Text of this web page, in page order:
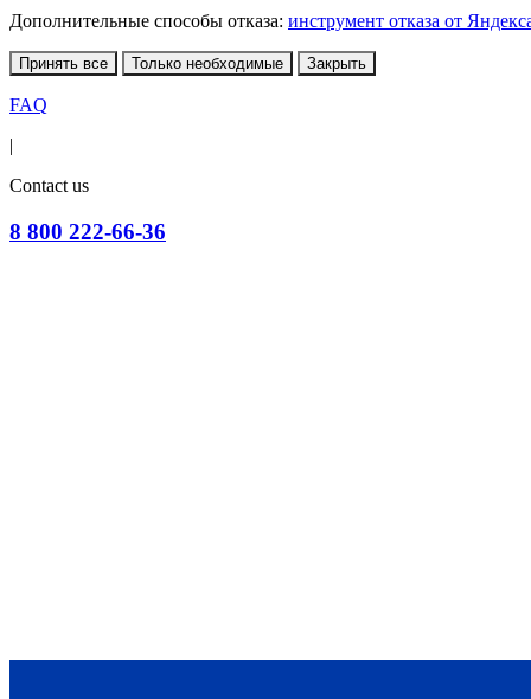
Дополнительные способы отказа: инструмент отказа от
Принять все Только необходимые Закрыть
FAQ
|
Contact us
8 800 222-66-36